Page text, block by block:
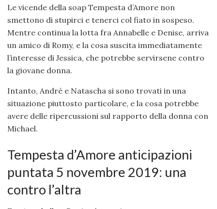
Le vicende della soap Tempesta d’Amore non
smettono di stupirci e tenerci col fiato in sospeso.
Mentre continua la lotta fra Annabelle e Denise, arriva
un amico di Romy, e la cosa suscita immediatamente
l’interesse di Jessica, che potrebbe servirsene contro
la giovane donna.
Intanto, André e Natascha si sono trovati in una
situazione piuttosto particolare, e la cosa potrebbe
avere delle ripercussioni sul rapporto della donna con
Michael.
Tempesta d’Amore anticipazioni
puntata 5 novembre 2019: una
contro l’altra